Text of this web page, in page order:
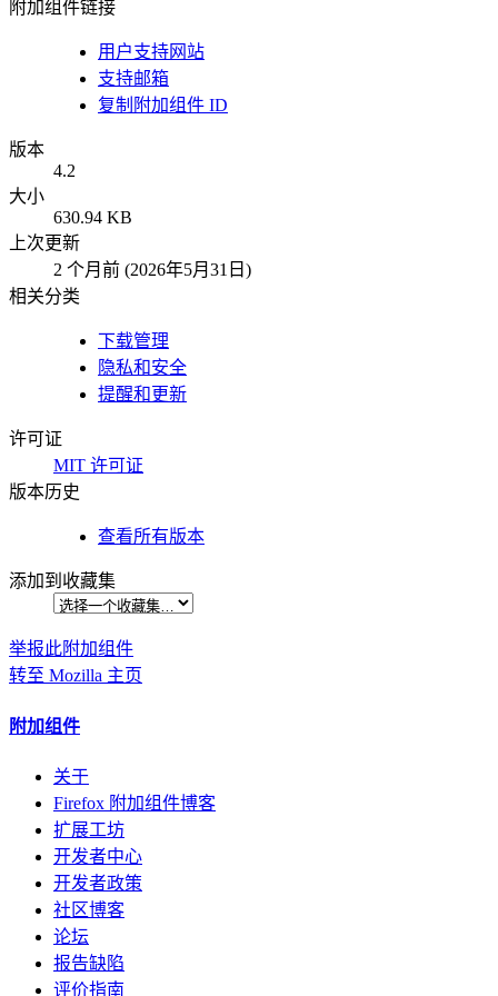
附加组件链接
用户支持网站
支持邮箱
复制附加组件 ID
版本
4.2
大小
630.94 KB
上次更新
2 个月前 (2026年5月31日)
相关分类
下载管理
隐私和安全
提醒和更新
许可证
MIT 许可证
版本历史
查看所有版本
添加到收藏集
举报此附加组件
转至 Mozilla 主页
附加组件
关于
Firefox 附加组件博客
扩展工坊
开发者中心
开发者政策
社区博客
论坛
报告缺陷
评价指南